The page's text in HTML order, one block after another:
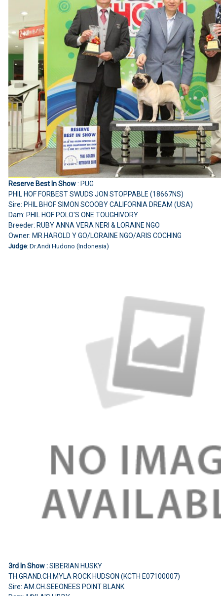
Reserve Best In Show: PUG
PHIL HOF FORBEST SWUDS JON STOPPABLE (18667NS)
Sire: PHIL BHOF SIMON SCOOBY CALIFORNIA DREAM (USA)
Dam: PHIL HOF POLO'S ONE TOUGHIVORY
Breeder: RUBY ANNA VERA NERI & LORAINE NGO
Owner: MR.HAROLD Y GO/LORAINE NGO/ARIS COCHING
Judge: Dr.Andi Hudono (Indonesia)
3rd In Show :SIBERIAN HUSKY
TH.GRAND.CH.MYLA ROCK HUDSON (KCTH E07100007)
Sire: AM.CH.SEEONEES POINT BLANK